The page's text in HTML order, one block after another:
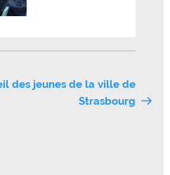
des jeunes de la ville de
Strasbourg